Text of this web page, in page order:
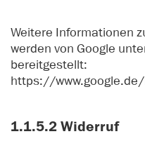
Weitere Informationen
werden von Google
bereitgestellt:
https://
1.1.5.2 Widerruf